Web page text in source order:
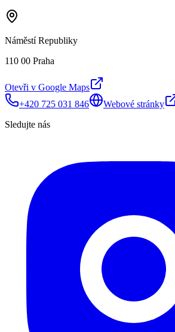
Náměstí Republiky
110 00 Praha
Otevři v Google Maps
+420 725 031 846
Webové stránky
Sledujte nás